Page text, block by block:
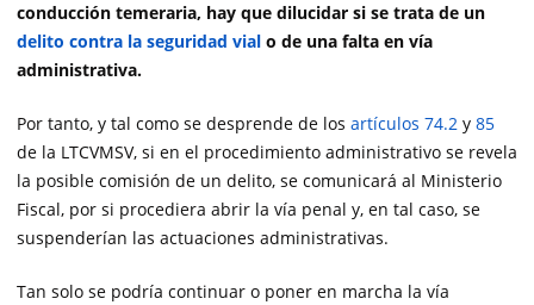
conducción temeraria, hay que dilucidar si se trata de un
delito contra la seguridad vial o de una falta en vía
administrativa.
Por tanto, y tal como se desprende de los artículos 74.2 y 85
de la LTCVMSV, si en el procedimiento administrativo se revela
la posible comisión de un delito, se comunicará al Ministerio
Fiscal, por si procediera abrir la vía penal y, en tal caso, se
suspenderían las actuaciones administrativas.
Tan solo se podría continuar o poner en marcha la vía